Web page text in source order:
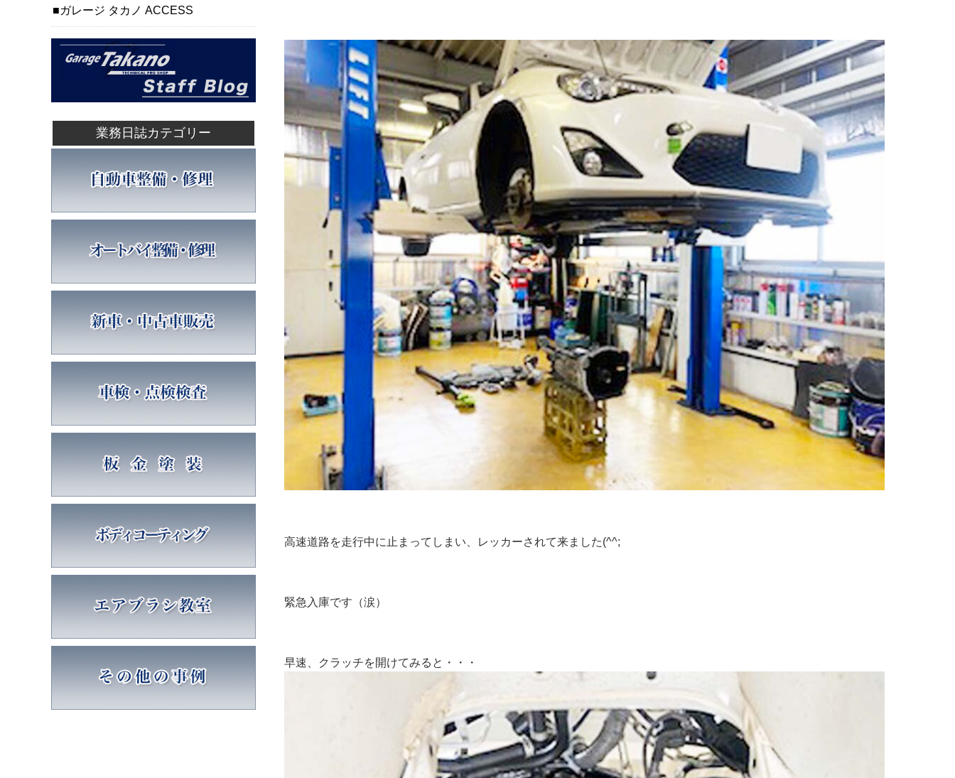
高速道路を走行中に止まってしまい、レッカーされて来ました(^^;
緊急入庫です（涙）
早速、クラッチを開けてみると・・・
ガレージ タカノ ACCESS
業務日誌カテゴリー